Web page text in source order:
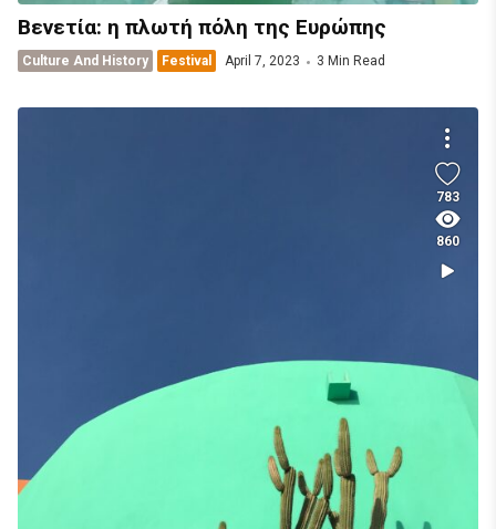
Βενετία: η πλωτή πόλη της Ευρώπης
Culture And History Festival April 7, 2023 3 Min Read
783
860